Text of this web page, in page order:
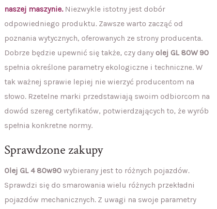
naszej maszynie.Niezwykle istotny jest dobór
odpowiedniego produktu. Zawsze warto zacząć od
poznania wytycznych, oferowanych ze strony producenta.
Dobrze będzie upewnić się także, czy dany olej GL 80W 90
spełnia określone parametry ekologiczne i techniczne. W
tak ważnej sprawie lepiej nie wierzyć producentom na
słowo. Rzetelne marki przedstawiają swoim odbiorcom na
dowód szereg certyfikatów, potwierdzających to, że wyrób
spełnia konkretne normy.
Sprawdzone zakupy
Olej GL 4 80w90wybierany jest to różnych pojazdów.
Sprawdzi się do smarowania wielu różnych przekładni
pojazdów mechanicznych. Z uwagi na swoje parametry